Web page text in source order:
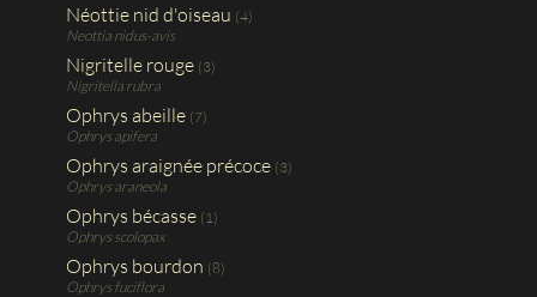
Néottie nid d'oiseau (4)
Neottia nidus-avis
Nigritelle rouge (3)
Nigritella rubra
Ophrys abeille (7)
Ophrys apifera
Ophrys araignée précoce (3)
Ophrys araneola
Ophrys bécasse (1)
Ophrys scolopax
Ophrys bourdon (8)
Ophrys fuciflora